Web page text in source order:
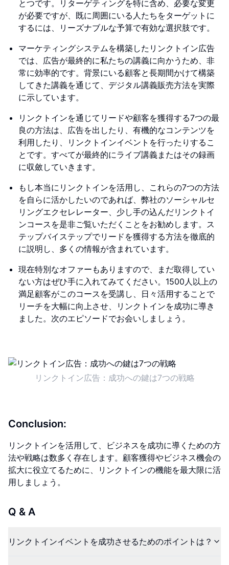
とつです。リターゲティングを特に含め、必要な変更
が必要ですが、既に周囲にいる人たちをターゲットに
するには、リーズナブルな予算で有効な選択肢です。
マーケティングシステムを構築したリンクトイン広告
では、広告が最終的に私たちの講義に向かうため、非
常に効率的です。背景にいる顧客と長期間かけて構築
してきた講義を通じて、デジタル講義販売方法を実際
に示しています。
リンクトインを通じてリードや顧客を獲得する7つの最
良の方法は、広告を出したり、有機的なコンテンツを
利用したり、リンクトインイベントを行ったりするこ
とです。すべてが最終的にライブ講義またはその録画
に収斂していきます。
もし本当にリンクトインを活用し、これらの7つの方法
を自らに活かしたいのであれば、弊社のソーシャルセ
リングエクセレレーター、少し手の込んだリンクトイ
ンコースを是非ご覧いただくことをお勧めします。ス
テップバイステップでリードを獲得する方法を徹底的
に説明し、多くの情報が含まれています。
現在特別なオファーもありますので、まだ取得してい
ない方はぜひ手に入れてみてください。1500人以上の
満足顧客がこのコースを受講し、日々活用することで
リーチを大幅に向上させ、リンクトインを成功に導き
ました。次のエピソードでお会いしましょう。
リンクトイン広告：成功への鍵は7つの戦略
Conclusion:
リンクトインを活用して、ビジネスを成功に導くための方
法や戦略は数多く存在します。顧客獲得やビジネス機会の
拡大に役立てるために、リンクトインの機能を最大限に活
用しましょう。
Q & A
リンクトインイベントを成功させるためのポイントは？